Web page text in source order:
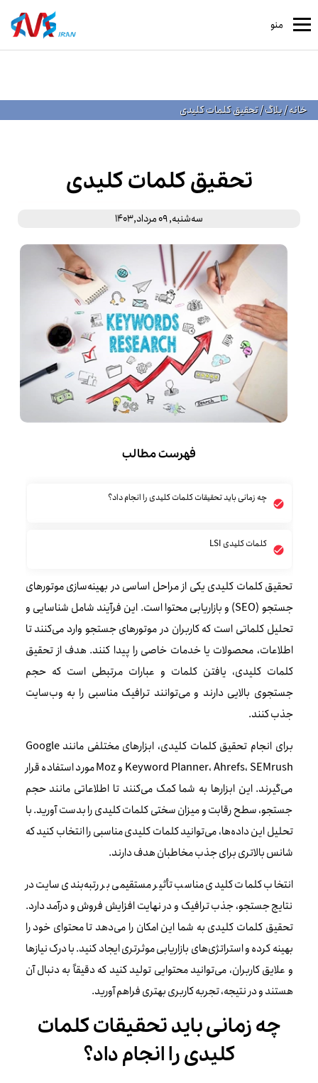
منو
خانه/بلاگ/تحقیق کلمات کلیدی
تحقیق کلمات کلیدی
ﺳﻪشنبه, 09 مرداد,1403
فهرست مطالب
چه زمانی باید تحقیقات کلمات کلیدی را انجام داد؟
کلمات کلیدی LSI
تحقیق کلمات کلیدی یکی از مراحل اساسی در بهینه‌سازی موتورهای
جستجو (SEO) و بازاریابی محتوا است. این فرآیند شامل شناسایی و
تحلیل کلماتی است که کاربران در موتورهای جستجو وارد می‌کنند تا
اطلاعات، محصولات یا خدمات خاصی را پیدا کنند. هدف از تحقیق
کلمات کلیدی، یافتن کلمات و عبارات مرتبطی است که حجم
جستجوی بالایی دارند و می‌توانند ترافیک مناسبی را به وب‌سایت
جذب کنند.
برای انجام تحقیق کلمات کلیدی، ابزارهای مختلفی مانند Google
Keyword Planner، Ahrefs، SEMrush و Moz مورد استفاده قرار
می‌گیرند. این ابزارها به شما کمک می‌کنند تا اطلاعاتی مانند حجم
جستجو، سطح رقابت و میزان سختی کلمات کلیدی را بدست آورید. با
تحلیل این داده‌ها، می‌توانید کلمات کلیدی مناسبی را انتخاب کنید که
شانس بالاتری برای جذب مخاطبان هدف دارند.
انتخاب کلمات کلیدی مناسب تأثیر مستقیمی بر رتبه‌بندی سایت در
نتایج جستجو، جذب ترافیک و در نهایت افزایش فروش و درآمد دارد.
تحقیق کلمات کلیدی به شما این امکان را می‌دهد تا محتوای خود را
بهینه کرده و استراتژی‌های بازاریابی موثرتری ایجاد کنید. با درک نیازها
و علایق کاربران، می‌توانید محتوایی تولید کنید که دقیقاً به دنبال آن
هستند و در نتیجه، تجربه کاربری بهتری فراهم آورید.
چه زمانی باید تحقیقات کلمات
کلیدی را انجام داد؟